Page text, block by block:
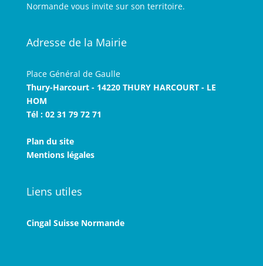
Normande vous invite sur son territoire.
Adresse de la Mairie
Place Général de Gaulle
Thury-Harcourt - 14220 THURY HARCOURT - LE
HOM
Tél : 02 31 79 72 71
Plan du site
Mentions légales
Liens utiles
Cingal Suisse Normande